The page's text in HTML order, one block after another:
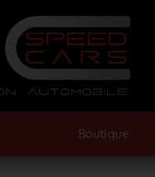
Boutique